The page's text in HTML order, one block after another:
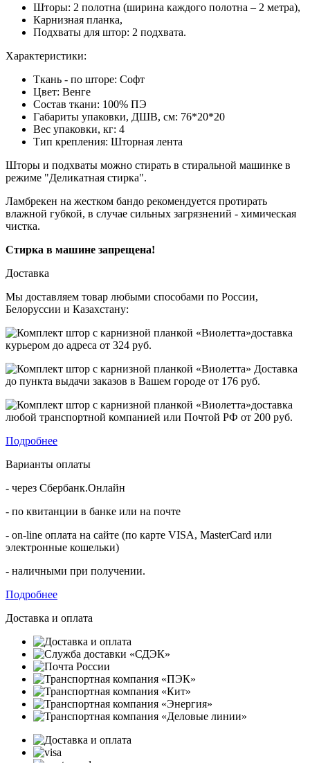
Шторы: 2 полотна (ширина каждого полотна – 2 метра),
Карнизная планка,
Подхваты для штор: 2 подхвата.
Характеристики:
Ткань - по шторе: Софт
Цвет: Венге
Состав ткани: 100% ПЭ
Габариты упаковки, ДШВ, см: 76*20*20
Вес упаковки, кг: 4
Тип крепления: Шторная лента
Шторы и подхваты можно стирать в стиральной машинке в
режиме "Деликатная стирка".
Ламбрекен на жестком бандо рекомендуется протирать
влажной губкой, в случае сильных загрязнений - химическая
чистка.
Стирка в машине запрещена!
Доставка
Мы доставляем товар любыми способами по России,
Белоруссии и Казахстану:
доставка
курьером до адреса от 324 руб.
Доставка
до пункта выдачи заказов в Вашем городе от 176 руб.
доставка
любой транспортной компанией или Почтой РФ от 200 руб.
Подробнее
Варианты оплаты
- через Сбербанк.Онлайн
- по квитанции в банке или на почте
- on-line оплата на сайте (по карте VISA, MasterCard или
электронные кошельки)
- наличными при получении.
Подробнее
Доставка и оплата